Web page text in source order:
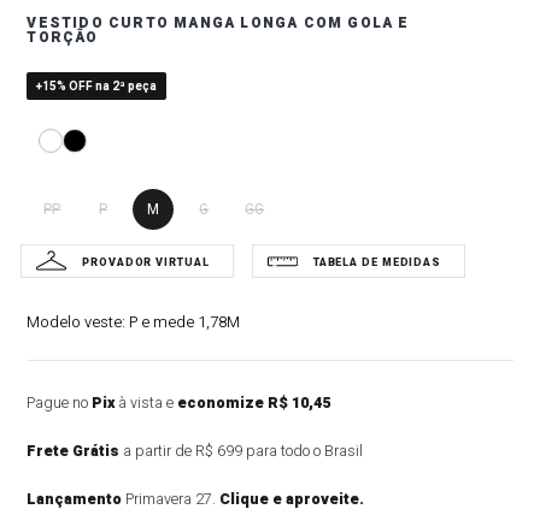
VESTIDO CURTO MANGA LONGA COM GOLA E
TORÇÃO
+15% OFF na 2ª peça
PP P M G GG
Modelo veste: P e mede 1,78M
Pague no Pixà vista e economize R$ 10,45
Frete Grátis a partir de R$ 699 para todo o Brasil
Lançamento Primavera 27. Clique e aproveite.